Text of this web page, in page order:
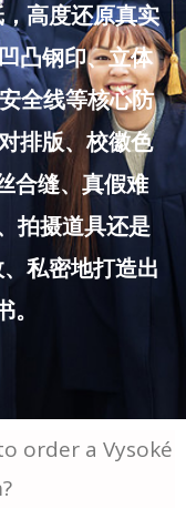
高度还原真实
凸钢印、立体
全线等核心防
排版、校徽色
合缝、真假难
拍摄道具还是
私密地打造出
order a Vysoké